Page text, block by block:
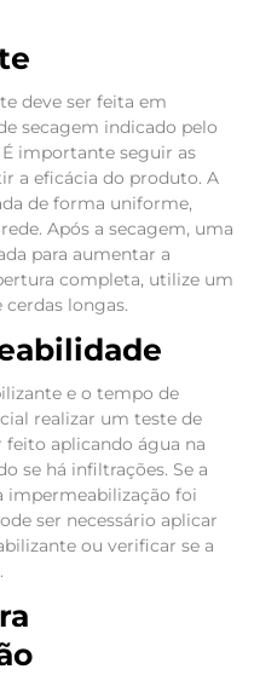
deve ser feita em
secagem indicado pelo
importante seguir as
a eficácia do produto. A
de forma uniforme,
Após a secagem, uma
para aumentar a
completa, utilize um
longas.
e o tempo de
realizar um teste de
feito aplicando água na
se há infiltrações. Se a
impermeabilização foi
ser necessário aplicar
ou verificar se a